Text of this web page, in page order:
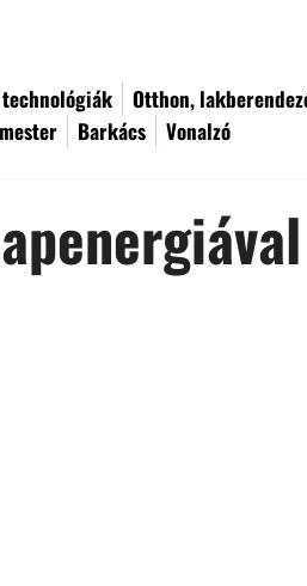
technológiák Otthon,
Barkács Vonalzó